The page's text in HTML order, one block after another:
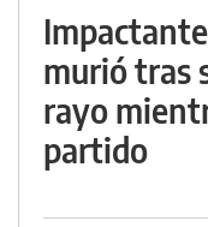
murió tras
rayo
partido